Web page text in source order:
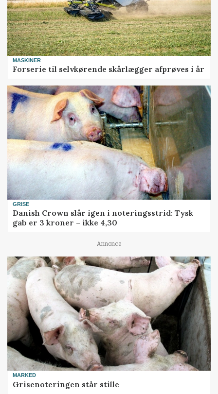
MASKINER
Forserie til selvkørende skårlægger afprøves i år
GRISE
Danish Crown slår igen i noteringsstrid: Tysk
gab er 3 kroner – ikke 4,30
Annonce
MARKED
Grisenoteringen står stille